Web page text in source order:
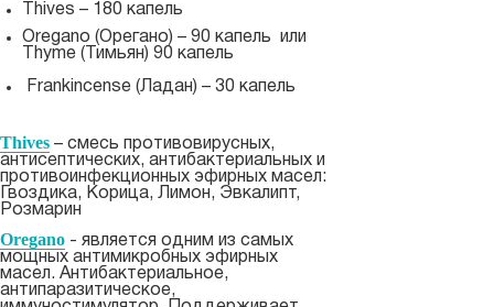
Thives – 180 капель
Oregano (Орегано) – 90 капель или
Thyme (Тимьян) 90 капель
Frankincense (Ладан) – 30 капель
Thives – смесь противовирусных,
антисептических, антибактериальных и
противоинфекционных эфирных масел:
Гвоздика, Корица, Лимон, Эвкалипт,
Розмарин
Oregano - является одним из самых
мощных антимикробных эфирных
масел. Антибактериальное,
антипаразитическое,